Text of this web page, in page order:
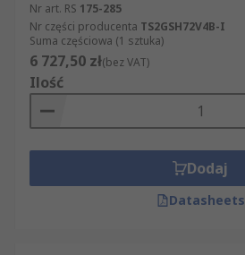
Nr art. RS 175-285
Nr części producenta TS2GSH72V4B-I
Suma częściowa (1 sztuka)
6 727,50 zł(bez VAT)
Ilość
Dodaj
Datasheets